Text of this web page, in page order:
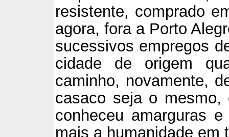
resistente, comprado
agora, fora a Porto
sucessivos empregos
cidade de origem
caminho, novamente,
casaco seja o
conheceu amarguras
mais a humanidade em